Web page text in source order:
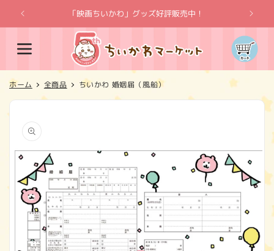
ンツに
進む
「映画ちいかわ」グッズ好評販売中！
カ
ー
ト
ホーム 全商品 ちいかわ 婚姻届（風船）
報にス
キップ